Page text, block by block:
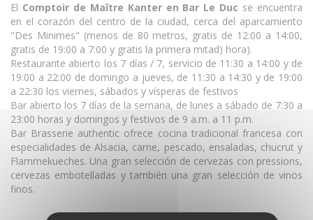
El Comptoir de Maître Kanter en Bar Le Duc se encuentra
en el corazón del centro de la ciudad, cerca del aparcamiento
"Des Minimes" (menos de 80 metros, gratis de 12:00 a 14:00,
gratis de 19:00 a 7:00 y gratis la primera mitad) hora).
Restaurante abierto los 7 días / 7, servicio de 11:30 a 14:00 y de
19:00 a 22:00 de domingo a jueves, de 11:30 a 14:30 y de 19:00
a 22:30 los viernes, sábados y vísperas de festivos
Bar abierto los 7 días de la semana, de lunes a sábado de 7:30 a
23:00 horas y domingos y festivos de 9 a.m. a 11 p.m.
Bar Brasserie authentic ofrece cocina tradicional francesa con
especialidades de Alsacia, carne, pescado, ensaladas, chucrut y
Flammekueches. Una gran selección de cervezas con pressions,
cervezas embotelladas y también una gran selección de vinos
finos.